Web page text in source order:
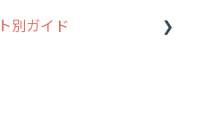
について
別ガイド